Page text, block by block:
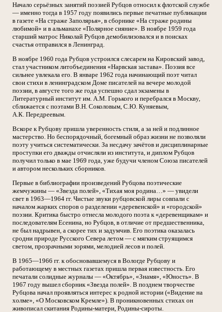
Начало серьёзных занятий поэзией Рубцов относил к флотской службе
— именно тогда в 1957 году появились первые печатные публикации
в газете «На страже Заполярья», в сборнике «На страже родины
любимой» и в альманахе «Полярное сияние». В ноябре 1959 года
старший матрос Николай Рубцов демобилизовался и в поисках
счастья отправился в Ленинград.
В ноябре 1960 года Рубцов устроился слесарем на Кировский завод,
стал участником литобъединения «Нарвская застава». Поэзия все
сильнее увлекала его. В январе 1962 года начинающий поэт читал
свои стихи в ленинградском Доме писателей на вечере молодой
поэзии, в августе того же года успешно сдал экзамены в
Литературный институт им. А.М. Горького и перебрался в Москву,
сближается с поэтами В.Н. Соколовым, С.Ю. Куняевым,
А.К. Передреевым.
Вскоре к Рубцову пришла уверенность стиля, а за ней и подлинное
мастерство. Но беспорядочный, богемный образ жизни не позволяли
поэту учиться систематически. За несдачу зачётов и дисциплинарные
проступки его дважды отчисляли из института, и диплом Рубцов
получил только в мае 1969 года, уже будучи членом Союза писателей
и автором нескольких сборников.
Первые в библиографии произведений Рубцова поэтические
жемчужины — «Звезда полей», «Тихая моя родина…» — увидели
свет в 1963—1964 гг. Чистые звуки рубцовской лиры совпали с
началом жарких споров о разделении «деревенской» и «городской»
поэзии. Критика быстро отнесла молодого поэта к «деревенщикам» и
последователям Есенина, но Рубцов, в отличие от предшественника,
не был надрывен, а скорее тих и задумчив. Его поэтика оказалась
сродни природе Русского Севера летом — с мягким струящимся
светом, прозрачными зорями, мелодией лесов и полей.
В 1965—1966 гг. к обосновавшемуся в Вологде Рубцову и
работающему в местных газетах пришла первая известность. Его
печатали солидные журналы — «Октябрь», «Знамя», «Юность». В
1967 году вышел сборник «Звезда полей». В позднем творчестве
Рубцова начал проявляться интерес к родной истории («Видение на
холме», «О Московском Кремле»). В проникновенных стихах он
живописал скитания Родины-матери, Родины-сироты.